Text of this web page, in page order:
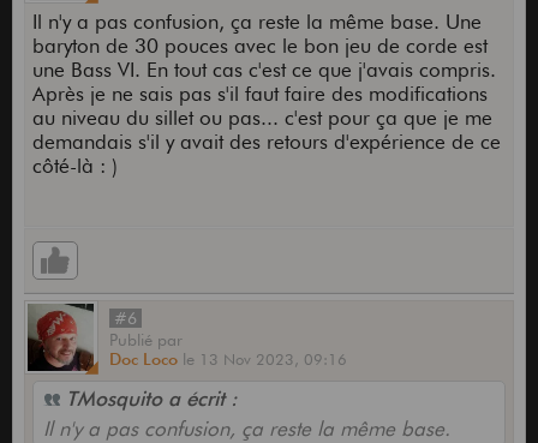
Il n'y a pas confusion, ça reste la même base. Une
baryton de 30 pouces avec le bon jeu de corde est
une Bass VI. En tout cas c'est ce que j'avais compris.
Après je ne sais pas s'il faut faire des modifications
au niveau du sillet ou pas... c'est pour ça que je me
demandais s'il y avait des retours d'expérience de ce
côté-là : )
#6
Publié par
Doc Loco le 13 Nov 2023, 09:16
TMosquito a écrit :
Il n'y a pas confusion, ça reste la même base.